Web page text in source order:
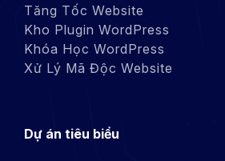
Tăng Tốc Website
Kho Plugin WordPress
Khóa Học WordPress
Xử Lý Mã Độc Website
Dự án tiêu biểu